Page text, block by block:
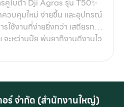
สร้าง: ขุดรากฐาน, ปรับพื้นที่,
ดร่องน้ำ, ปลูกต้นไม้ขนาดใหญ่,
านสาธารณูปโภค: ขุดฝังท่อ, ขุด
💡 แล้ว “รถขุด” แตกต่างจาก
ว่า รถขุด (Excavator) จะเป็น
ช้แทนรถแบคโฮ/แม็คโครได้
ที่แตกต่างกัน 🚜 เลือกใช้รถขุด
คูโบต้า Dji Agras รุ่น T50✨
วบคุมใหม่ ง่ายขึ้น และอุปกรณ์
รใช้งานที่ง่ายยิ่งกว่า เสถียรกว่า
จะหว่านปุ๋ย พ่นยาก็งานดีงานไว
ธิภาพ ได้งานมากกว่า แต่ใช้
ล้ำกว่า ด้วยระบบเรดาร์แบบใหม่
ร์ จำกัด (สำนักงานใหญ่)